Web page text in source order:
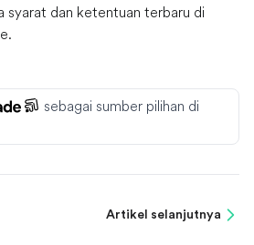
syarat dan ketentuan terbaru di
sebagai sumber pilihan di
Artikel selanjutnya